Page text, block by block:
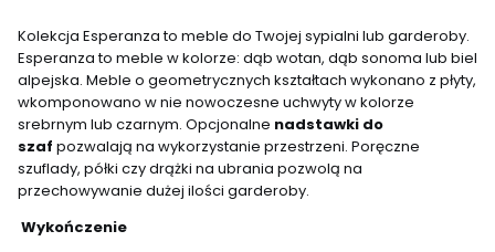
Kolekcja Esperanza to meble do Twojej sypialni lub garderoby.
Esperanza to meble w kolorze: dąb wotan, dąb sonoma lub biel
alpejska. Meble o geometrycznych kształtach wykonano z płyty,
wkomponowano w nie nowoczesne uchwyty w kolorze
srebrnym lub czarnym. Opcjonalne nadstawki do
szaf pozwalają na wykorzystanie przestrzeni. Poręczne
szuflady, półki czy drążki na ubrania pozwolą na
przechowywanie dużej ilości garderoby.
Wykończenie